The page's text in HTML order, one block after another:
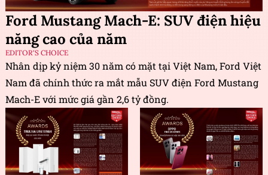
Ford Mustang Mach-E: SUV điện hiệu
năng cao của năm
EDITOR'S CHOICE
Nhân dịp kỷ niệm 30 năm có mặt tại Việt Nam, Ford Việt
Nam đã chính thức ra mắt mẫu SUV điện Ford Mustang
Mach-E với mức giá gần 2,6 tỷ đồng.